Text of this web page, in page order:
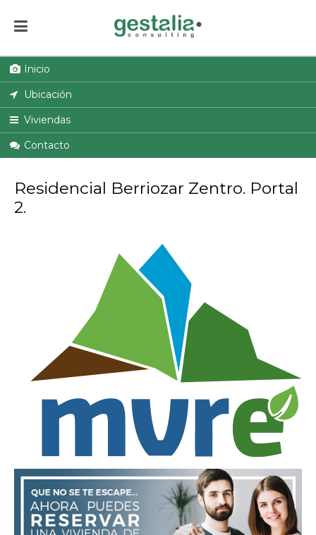
Inicio
Ubicación
Viviendas
Contacto
Residencial Berriozar Zentro. Portal
2.